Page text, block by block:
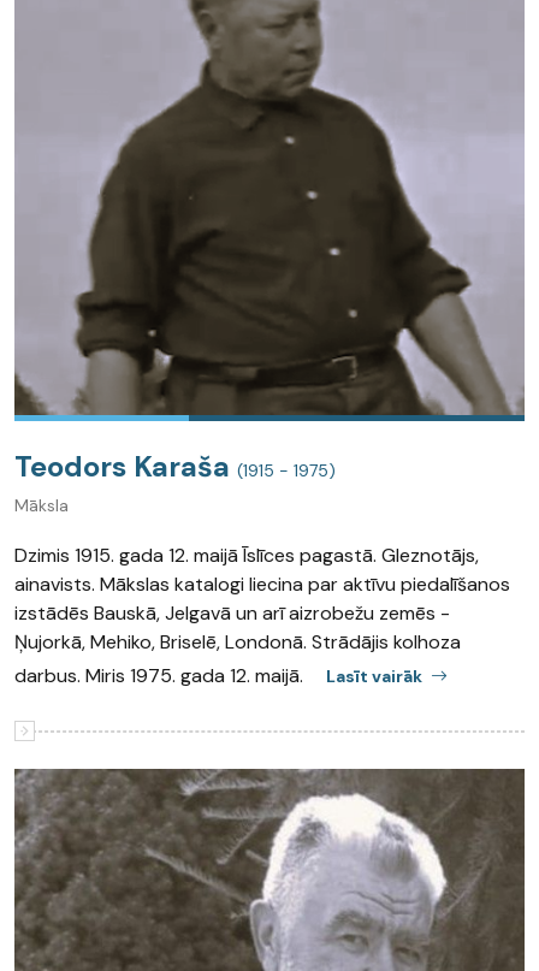
Teodors Karaša (1915 - 1975)
Māksla
Dzimis 1915. gada 12. maijā Īslīces pagastā. Gleznotājs,
ainavists. Mākslas katalogi liecina par aktīvu piedalīšanos
izstādēs Bauskā, Jelgavā un arī aizrobežu zemēs -
Ņujorkā, Mehiko, Briselē, Londonā. Strādājis kolhoza
darbus. Miris 1975. gada 12. maijā.
Lasīt vairāk